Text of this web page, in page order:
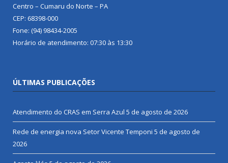
Centro – Cumaru do Norte – PA
CEP: 68398-000
Fone: (94) 98434-2005
Horário de atendimento: 07:30 às 13:30
ÚLTIMAS PUBLICAÇÕES
Atendimento do CRAS em Serra Azul 5 de agosto de 2026
Rede de energia nova Setor Vicente Temponi 5 de agosto de
2026